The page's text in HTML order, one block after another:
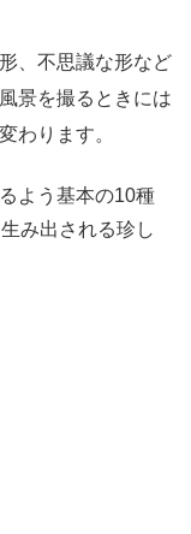
、不思議な形など
景を撮るときには
わります。
よう基本の10種
み出される珍し